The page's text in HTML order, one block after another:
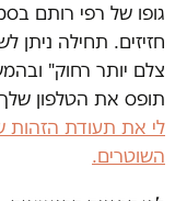
גופו של רפי רותם
חזיזים. תחילה
צלם יותר רחוק"
תופס את הטלפון שלך
לי את תעודת הזהות
השוטרים.